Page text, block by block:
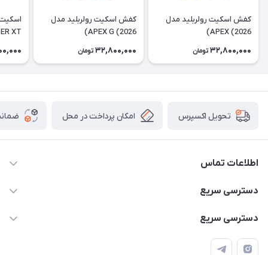
كفش اسكيت رولربليد مدل
APEX (2026)
32,800,000 تومان
كفش اسكيت رولربليد مدل
APEX G (2026)
32,800,000 تومان
XT
تحویل اکسپرس امکان پرداخت در محل
اطلاعات تماس
۰۹۳۵۶۰۴۰۳۶۵
سیمای ورزش
دسترسی سریع
اسکیت فلایینگ ایگل
دسترسی سریع
اسکوتر برقی دخترانه